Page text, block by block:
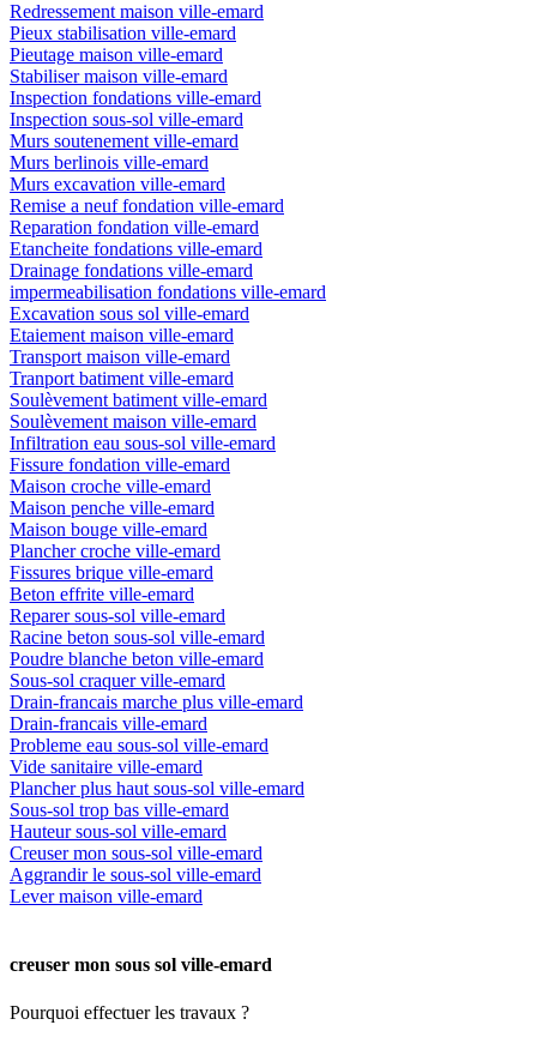
Redressement maison ville-emard
Pieux stabilisation ville-emard
Pieutage maison ville-emard
Stabiliser maison ville-emard
Inspection fondations ville-emard
Inspection sous-sol ville-emard
Murs soutenement ville-emard
Murs berlinois ville-emard
Murs excavation ville-emard
Remise a neuf fondation ville-emard
Reparation fondation ville-emard
Etancheite fondations ville-emard
Drainage fondations ville-emard
impermeabilisation fondations ville-emard
Excavation sous sol ville-emard
Etaiement maison ville-emard
Transport maison ville-emard
Tranport batiment ville-emard
Soulèvement batiment ville-emard
Soulèvement maison ville-emard
Infiltration eau sous-sol ville-emard
Fissure fondation ville-emard
Maison croche ville-emard
Maison penche ville-emard
Maison bouge ville-emard
Plancher croche ville-emard
Fissures brique ville-emard
Beton effrite ville-emard
Reparer sous-sol ville-emard
Racine beton sous-sol ville-emard
Poudre blanche beton ville-emard
Sous-sol craquer ville-emard
Drain-francais marche plus ville-emard
Drain-francais ville-emard
Probleme eau sous-sol ville-emard
Vide sanitaire ville-emard
Plancher plus haut sous-sol ville-emard
Sous-sol trop bas ville-emard
Hauteur sous-sol ville-emard
Creuser mon sous-sol ville-emard
Aggrandir le sous-sol ville-emard
Lever maison ville-emard
creuser mon sous sol ville-emard
Pourquoi effectuer les travaux ?